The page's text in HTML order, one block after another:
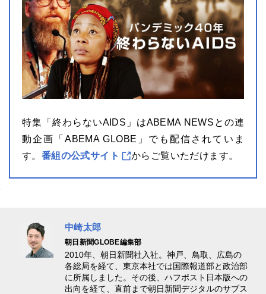
特集「終わらないAIDS」はABEMA NEWSとの連
動企画「ABEMA GLOBE」でも配信されていま
す。 番組の公式サイト からご覧いただけます。
中崎太郎
朝日新聞GLOBE編集部
2010年、朝日新聞社入社。神戸、鳥取、広島の
各総局を経て、東京本社では国際報道部と政治部
に所属しました。その後、ハフポスト日本版への
出向を経て、直前まで朝日新聞デジタルのサブス